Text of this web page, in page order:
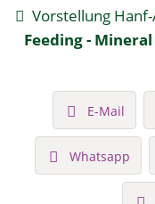
Vorstellung
Feeding -
E-Mail
Whatsapp